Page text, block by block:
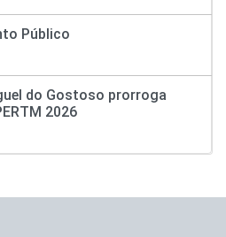
Público
do Gostoso prorroga
2026